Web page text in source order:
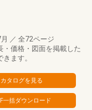
／ 全72ページ
・価格・図面を掲載した
ます。